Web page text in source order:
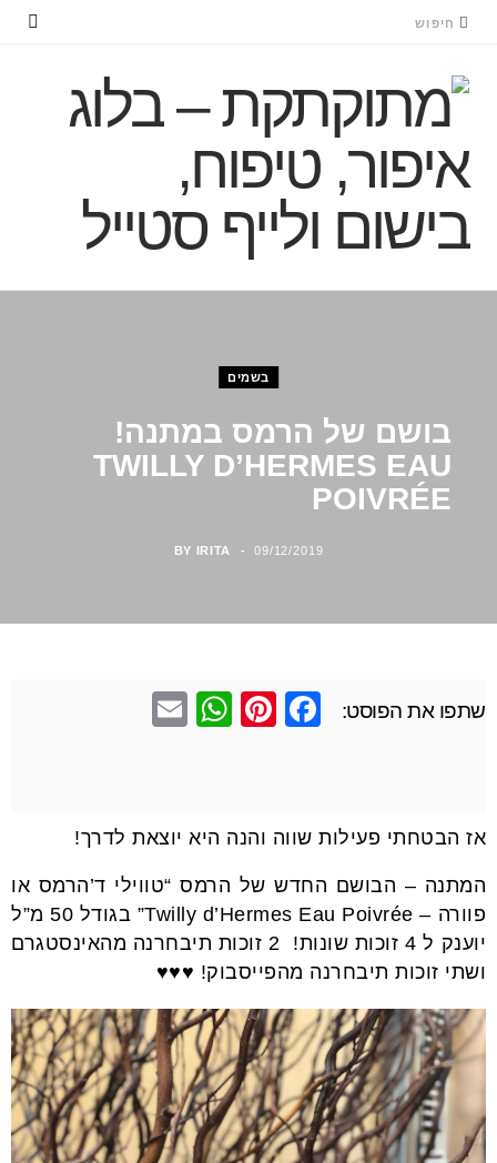
בשמים
בושם של הרמס במתנה!
TWILLY D’HERMES EAU
POIVRÉE
BY IRITA 09/12/2019
שתפו את הפוסט:
F
b
o
o
k
Pi
st
W
A
p
p
אז הבטחתי פעילות שווה והנה היא יוצאת לדרך!
המתנה – הבושם החדש של הרמס “טווילי ד’הרמס או
פוורה – Twilly d’Hermes Eau Poivrée” בגודל 50 מ”ל
יוענק ל 4 זוכות שונות! 2 זוכות תיבחרנה מהאינסטגרם
ושתי זוכות תיבחרנה מהפייסבוק! ♥♥♥